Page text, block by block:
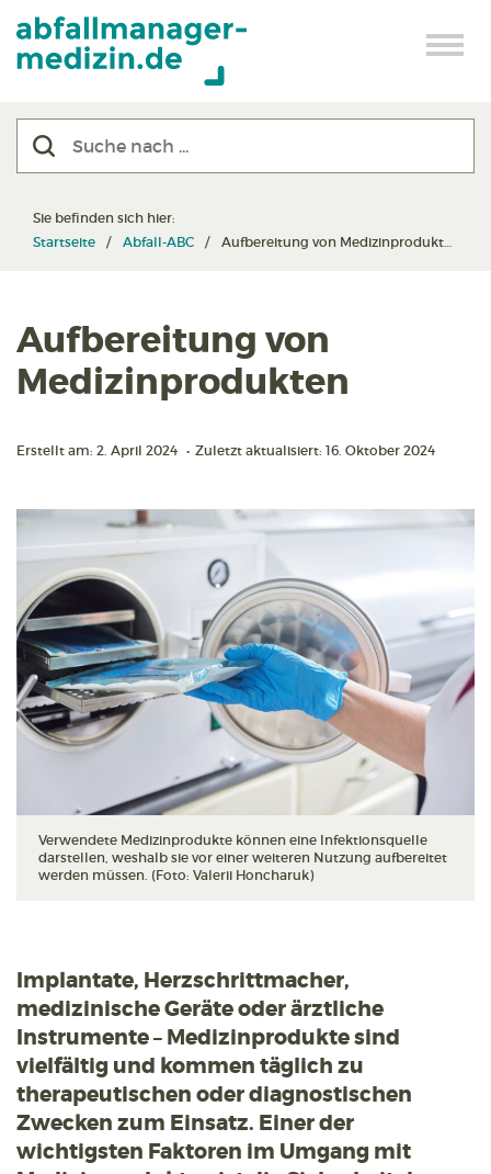
Sie befinden sich hier:
Startseite
Abfall-ABC Aufbereitung von Medizinprodukten
Aufbereitung von
Medizinprodukten
Erstellt am: 2. April 2024 • Zuletzt aktualisiert: 16. Oktober 2024
Verwendete Medizinprodukte können eine Infektionsquelle
darstellen, weshalb sie vor einer weiteren Nutzung aufbereitet
werden müssen. (Foto: Valerii Honcharuk)
Implantate, Herzschrittmacher,
medizinische Geräte oder ärztliche
Instrumente – Medizinprodukte sind
vielfältig und kommen täglich zu
therapeutischen oder diagnostischen
Zwecken zum Einsatz. Einer der
wichtigsten Faktoren im Umgang mit